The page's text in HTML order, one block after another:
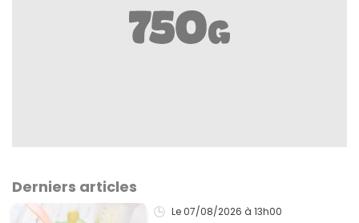
Derniers articles
Le 07/08/2026 à 13h00